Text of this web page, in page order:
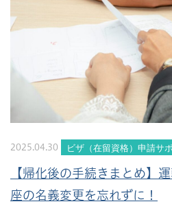
2025.04.30 ビザ（在留資格）申請サ
【帰化後の手続きまとめ】
座の名義変更を忘れずに！